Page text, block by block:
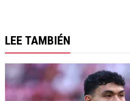
LEE TAMBIÉN